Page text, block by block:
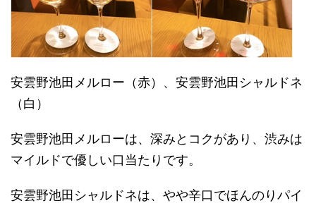
安雲野池田メルロー（赤）、安雲野池田シャルドネ
（白）
安雲野池田メルローは、深みとコクがあり、渋みは
マイルドで優しい口当たりです。
安雲野池田シャルドネは、やや辛口でほんのりパイ